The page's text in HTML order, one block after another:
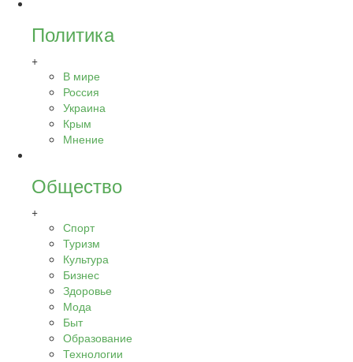
Политика
+
В мире
Россия
Украина
Крым
Мнение
Общество
+
Спорт
Туризм
Культура
Бизнес
Здоровье
Мода
Быт
Образование
Технологии